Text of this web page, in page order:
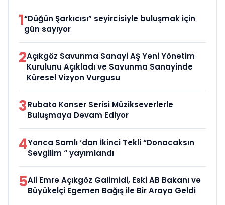
1“Düğün Şarkıcısı” seyircisiyle buluşmak için
gün sayıyor
2Açıkgöz Savunma Sanayi AŞ Yeni Yönetim
Kurulunu Açıkladı ve Savunma Sanayinde
Küresel Vizyon Vurgusu
3Rubato Konser Serisi Müzikseverlerle
Buluşmaya Devam Ediyor
4Yonca Samlı ‘dan İkinci Tekli “Donacaksın
Sevgilim “ yayımlandı
5Ali Emre Açıkgöz Galimidi, Eski AB Bakanı ve
Büyükelçi Egemen Bağış ile Bir Araya Geldi